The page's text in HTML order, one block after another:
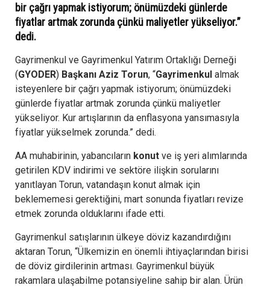
bir çağrı yapmak istiyorum; önümüzdeki günlerde
fiyatlar artmak zorunda çünkü maliyetler yükseliyor.”
dedi.
Gayrimenkul ve Gayrimenkul Yatırım Ortaklığı Derneği
(GYODER) Başkanı Aziz Torun, “Gayrimenkul almak
isteyenlere bir çağrı yapmak istiyorum; önümüzdeki
günlerde fiyatlar artmak zorunda çünkü maliyetler
yükseliyor. Kur artışlarının da enflasyona yansımasıyla
fiyatlar yükselmek zorunda.” dedi.
AA muhabirinin, yabancıların konut ve iş yeri alımlarında
getirilen KDV indirimi ve sektöre ilişkin sorularını
yanıtlayan Torun, vatandaşın konut almak için
beklememesi gerektiğini, mart sonunda fiyatları revize
etmek zorunda olduklarını ifade etti.
Gayrimenkul satışlarının ülkeye döviz kazandırdığını
aktaran Torun, “Ülkemizin en önemli ihtiyaçlarından birisi
de döviz girdilerinin artması. Gayrimenkul büyük
rakamlara ulaşabilme potansiyeline sahip bir alan. Ürün